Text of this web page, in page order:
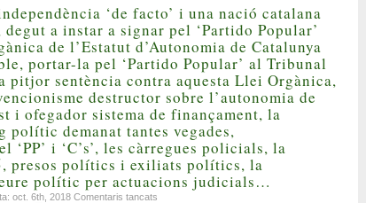
clam
per
la
independència
de
la
nació
catalana
‘de facto’ i una nació catalana
degut a instar a signar pel ‘Partido Popular’
de l’Estatut d’Autonomia de Catalunya
portar-la pel ‘Partido Popular’ al Tribunal
pitjor sentència contra aquesta Llei Orgànica,
destructor sobre l’autonomia de
i ofegador sistema de finançament, la
polític demanat tantes vegades,
‘PP’ i ‘C’s’, les càrregues policials, la
presos polítics i exiliats polítics, la
polític per actuacions judicials…
oct. 6th, 2018 Comentaris tancats